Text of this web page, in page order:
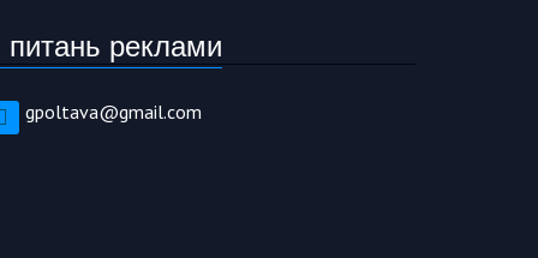
реклами
gpoltava@gmail.com